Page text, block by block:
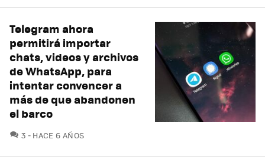
Telegram ahora
permitirá importar
chats, videos y archivos
de WhatsApp, para
intentar convencer a
más de que abandonen
el barco
3 COMENTARIOS
HACE 6 AÑOS